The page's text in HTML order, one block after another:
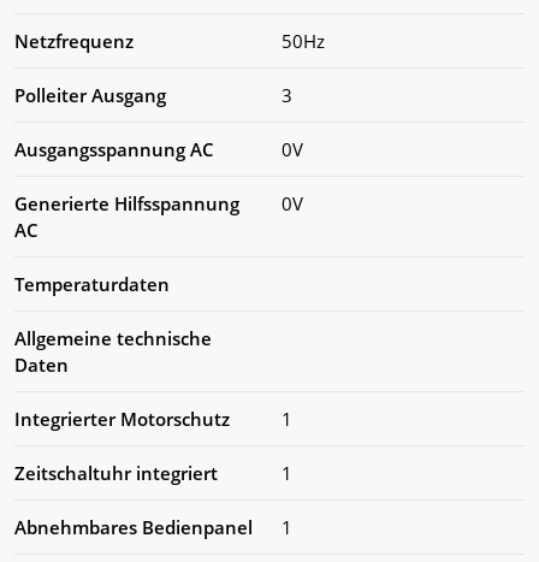
Netzfrequenz 50Hz
Polleiter Ausgang 3
Ausgangsspannung AC 0V
Generierte Hilfsspannung
AC
0V
Temperaturdaten
Allgemeine technische
Daten
Integrierter Motorschutz 1
Zeitschaltuhr integriert 1
Abnehmbares Bedienpanel 1